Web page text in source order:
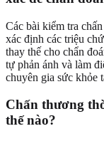
Các bài kiểm tra
xác định các triệu
thay thế cho chẩn
tự phản ánh và làm
chuyên gia sức khỏe
Chấn thương
thế nào?